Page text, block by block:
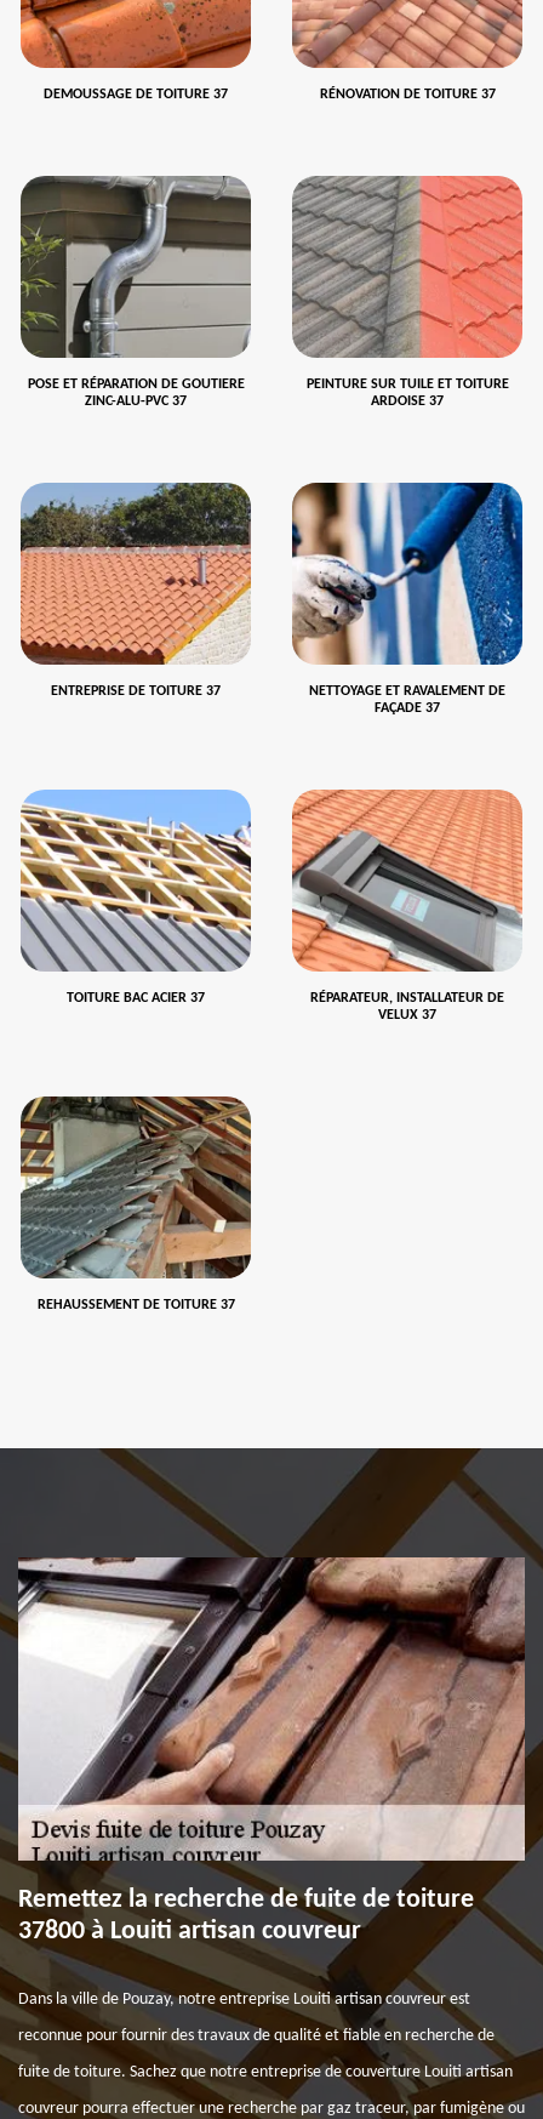
DEMOUSSAGE DE TOITURE 37 RÉNOVATION DE TOITURE 37
POSE ET RÉPARATION DE GOUTIERE
ZINC-ALU-PVC 37
PEINTURE SUR TUILE ET TOITURE
ARDOISE 37
ENTREPRISE DE TOITURE 37
NETTOYAGE ET RAVALEMENT DE
FAÇADE 37
TOITURE BAC ACIER 37
RÉPARATEUR, INSTALLATEUR DE
VELUX 37
REHAUSSEMENT DE TOITURE 37
Remettez la recherche de fuite de toiture
37800 à Louiti artisan couvreur
Dans la ville de Pouzay, notre entreprise Louiti artisan couvreur est
reconnue pour fournir des travaux de qualité et fiable en recherche de
fuite de toiture. Sachez que notre entreprise de couverture Louiti artisan
couvreur pourra effectuer une recherche par gaz traceur, par fumigène ou